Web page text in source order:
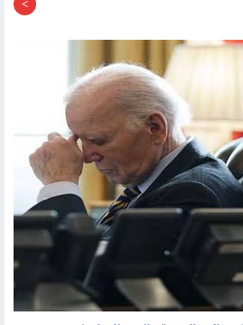
حالته الصحية: السرطان انتشر في
كبير